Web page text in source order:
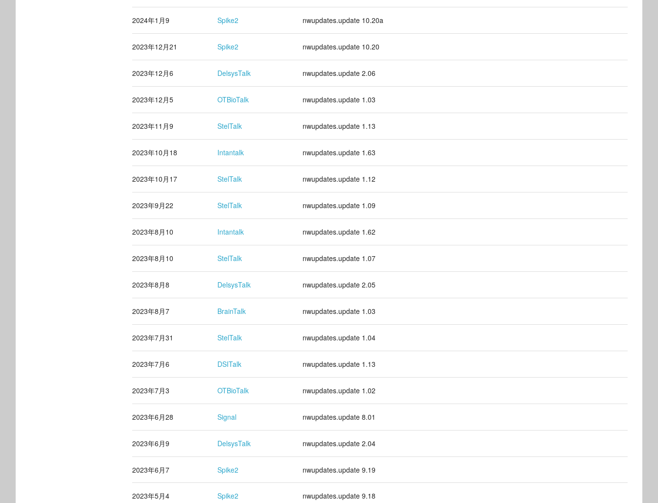
2024年1月9 Spike2 nwupdates.update 10.20a
2023年12月21 Spike2 nwupdates.update 10.20
2023年12月6 DelsysTalk nwupdates.update 2.06
2023年12月5 OTBioTalk nwupdates.update 1.03
2023年11月9 StelTalk nwupdates.update 1.13
2023年10月18 Intantalk nwupdates.update 1.63
2023年10月17 StelTalk nwupdates.update 1.12
2023年9月22 StelTalk nwupdates.update 1.09
2023年8月10 Intantalk nwupdates.update 1.62
2023年8月10 StelTalk nwupdates.update 1.07
2023年8月8 DelsysTalk nwupdates.update 2.05
2023年8月7 BrainTalk nwupdates.update 1.03
2023年7月31 StelTalk nwupdates.update 1.04
2023年7月6 DSITalk nwupdates.update 1.13
2023年7月3 OTBioTalk nwupdates.update 1.02
2023年6月28 Signal nwupdates.update 8.01
2023年6月9 DelsysTalk nwupdates.update 2.04
2023年6月7 Spike2 nwupdates.update 9.19
2023年5月4 Spike2 nwupdates.update 9.18